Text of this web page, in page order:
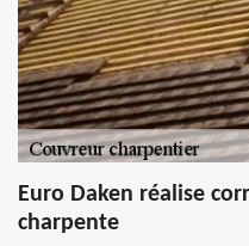
Euro Daken réalise
charpente